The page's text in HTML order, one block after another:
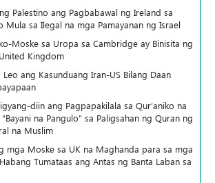
Palestino ang Pagbabawal ng Ireland sa
Mula sa Ilegal na mga Pamayanan ng Israel
Moske sa Uropa sa Cambridge ay Binisita ng
Kingdom
Leo ang Kasunduang Iran-US Bilang Daan
diin ang Pagpapakilala sa Qur’aniko na
na Pangulo” sa Paligsahan ng Quran ng
na Muslim
mga Moske sa UK na Maghanda para sa mga
Tumataas ang Antas ng Banta Laban sa